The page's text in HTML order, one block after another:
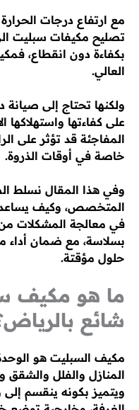
مع ارتفاع درجات
تصليح مكيفات سبليت
بكفاءة دون انقطاع،
العالي.
ولكنها تحتاج إلى
على كفاءتها واستهلاكها
المفاجئة قد تؤثر على
خاصة في أوقات الذروة.
وفي هذا المقال نسلط
المتخصص، وكيف يساعد
في معالجة المشكلات
بسلاسة، مع ضمان أداء
حلول مؤقتة.
ما هو مكيف
شائع
مكيف السبليت هو
المنازل والفلل والشقق
ويتميز بكونه ينقسم